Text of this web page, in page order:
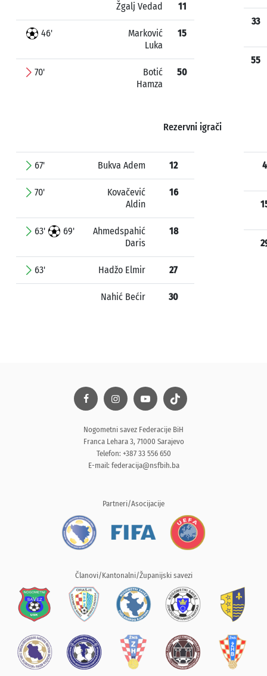
Žgalj Vedad 11
46'
Marković
Luka
15
70'
Botić
Hamza
50
33
55
Rezervni igrači
67' Bukva Adem 12
70'
Kovačević
Aldin
16
63' 69'
Ahmedspahić
Daris
18
63' Hadžo Elmir 27
Nahić Bećir 30
4
Nogometni savez Federacije BiH
Franca Lehara 3, 71000 Sarajevo
Telefon: +387 33 556 650
E-mail: federacija@nsfbih.ba
Partneri/Asocijacije
Članovi/Kantonalni/Županijski savezi